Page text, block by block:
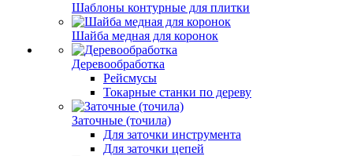
Шаблоны контурные для плитки
Шайба медная для коронок
Деревообработка
Рейсмусы
Токарные станки по дереву
Заточные (точила)
Для заточки инструмента
Для заточки цепей